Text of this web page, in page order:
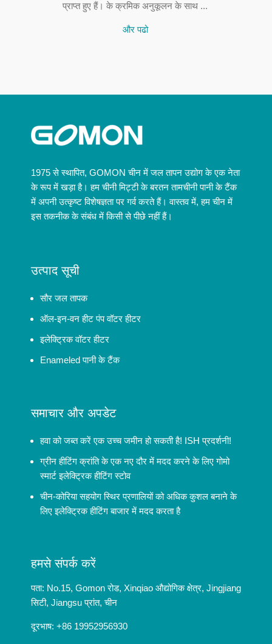
प्राप्त हुए हैं। के क्रमिक अनुकूलन के साथ ...
और पढो
1975 से स्थापित, GOMON चीन में जल तापन उद्योग के एक नेता
के रूप में खड़ा है। हम चीनी मिट्टी के बरतन तामचीनी पानी के टैंक
में अपनी उत्कृष्ट विशेषज्ञता पर गर्व करते हैं। वास्तव में, हम चीन में
इस तकनीक के संबंध में किसी से पीछे नहीं हैं।
उत्पाद सूची
सौर जल तापक
ऑल-इन-वन हीट पंप वॉटर हीटर
इलेक्ट्रिक वॉटर हीटर
Enameled पानी के टैंक
समाचार और अपडेट
हवा को जब्त करें एक उच्च जमीन हो सकती है! ISH प्रदर्शनी!
ग्रीन हीटिंग क्रांति के एक नए दौर में मदद करने के लिए गोमो
स्मार्ट इलेक्ट्रिक हीटिंग स्टोव
चीन-कोरिया सहयोग स्थिर प्रणालियों को अधिक कुशल बनाने के
लिए इलेक्ट्रिक हीटिंग बाजार में मदद करता है
हमसे संपर्क करें
पता: No.15, Gomon रोड, Xinqiao औद्योगिक क्षेत्र, Jingjiang
सिटी, Jiangsu प्रांत, चीन
दूरभाष: +86 19952956930